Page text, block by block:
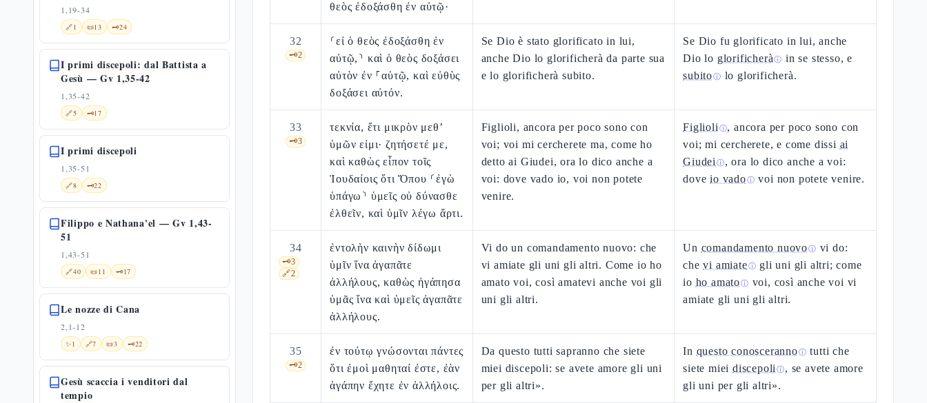
1,19-34
🔗1 📜13 🗝️24
I primi discepoli: dal Battista a
Gesù — Gv 1,35-42
1,35-42
🔗5 🗝️17
I primi discepoli
1,35-51
🔗8 🗝️22
Filippo e Nathana'el — Gv 1,43-
51
1,43-51
🔗40 📜11 🗝️17
Le nozze di Cana
2,1-12
✨1 🔗7 📜3 🗝️22
Gesù scaccia i venditori dal
tempio
θεὸς ἐδοξάσθη ἐν αὐτῷ·
32
🗝️2
⸂εἰ ὁ θεὸς ἐδοξάσθη ἐν
αὐτῷ,⸃ καὶ ὁ θεὸς δοξάσει
αὐτὸν ἐν ⸀αὑτῷ, καὶ εὐθὺς
δοξάσει αὐτόν.
Se Dio è stato glorificato in lui,
anche Dio lo glorificherà da parte sua
e lo glorificherà subito.
Se Dio fu glorificato in lui, anche
Dio lo glorificherà ⓘ in se stesso, e
subitoⓘ lo glorificherà.
33
🗝️3
τεκνία, ἔτι μικρὸν μεθ’
ὑμῶν εἰμι· ζητήσετέ με,
καὶ καθὼς εἶπον τοῖς
Ἰουδαίοις ὅτι Ὅπου ⸂ἐγὼ
ὑπάγω⸃ ὑμεῖς οὐ δύνασθε
ἐλθεῖν, καὶ ὑμῖν λέγω ἄρτι.
Figlioli, ancora per poco sono con
voi; voi mi cercherete ma, come ho
detto ai Giudei, ora lo dico anche a
voi: dove vado io, voi non potete
venire.
Figlioli ⓘ, ancora per poco sono con
voi; mi cercherete, e come dissi ai
Giudei ⓘ, ora lo dico anche a voi:
doveio vadoⓘ voi non potete venire.
34
🗝️3
🔗2
ἐντολὴν καινὴν δίδωμι
ὑμῖν ἵνα ἀγαπᾶτε
ἀλλήλους, καθὼς ἠγάπησα
ὑμᾶς ἵνα καὶ ὑμεῖς ἀγαπᾶτε
ἀλλήλους.
Vi do un comandamento nuovo: che
vi amiate gli uni gli altri. Come io ho
amato voi, così amatevi anche voi gli
uni gli altri.
Un comandamento nuovoⓘ vi do:
chevi amiateⓘ gli uni gli altri; come
io ho amatoⓘ voi, così anche voi vi
amiate gli uni gli altri.
35
🗝️2
ἐν τούτῳ γνώσονται πάντες
ὅτι ἐμοὶ μαθηταί ἐστε, ἐὰν
ἀγάπην ἔχητε ἐν ἀλλήλοις.
Da questo tutti sapranno che siete
miei discepoli: se avete amore gli uni
per gli altri».
In questo conoscerannoⓘ tutti che
siete mieidiscepoli ⓘ, se avete amore
gli uni per gli altri».